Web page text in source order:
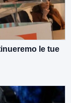
le tue